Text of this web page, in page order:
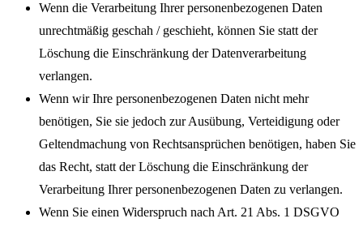
Wenn die Verarbeitung Ihrer personenbezogenen Daten
unrechtmäßig geschah / geschieht, können Sie statt der
Löschung die Einschränkung der Datenverarbeitung
verlangen.
Wenn wir Ihre personenbezogenen Daten nicht mehr
benötigen, Sie sie jedoch zur Ausübung, Verteidigung oder
Geltendmachung von Rechtsansprüchen benötigen, haben Sie
das Recht, statt der Löschung die Einschränkung der
Verarbeitung Ihrer personenbezogenen Daten zu verlangen.
Wenn Sie einen Widerspruch nach Art. 21 Abs. 1 DSGVO